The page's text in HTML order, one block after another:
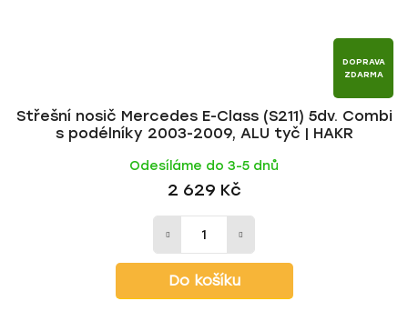
DOPRAVA
ZDARMA
Střešní nosič Mercedes E-Class (S211) 5dv. Combi
s podélníky 2003-2009, ALU tyč | HAKR
Odesíláme do 3-5 dnů
2 629 Kč
Do košíku